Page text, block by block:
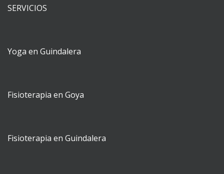
SERVICIOS
Yoga en Guindalera
Fisioterapia en Goya
Fisioterapia en Guindalera